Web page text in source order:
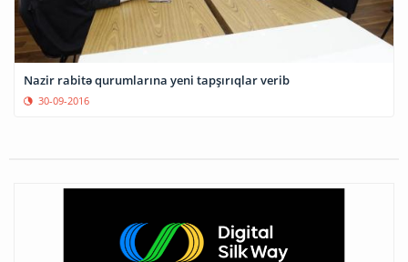
Nazir rabitə qurumlarına yeni tapşırıqlar verib
30-09-2016